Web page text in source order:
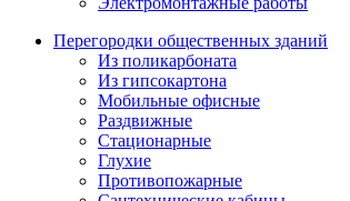
Перегородки общественных зданий
Из поликарбоната
Из гипсокартона
Мобильные офисные
Раздвижные
Стационарные
Глухие
Противопожарные